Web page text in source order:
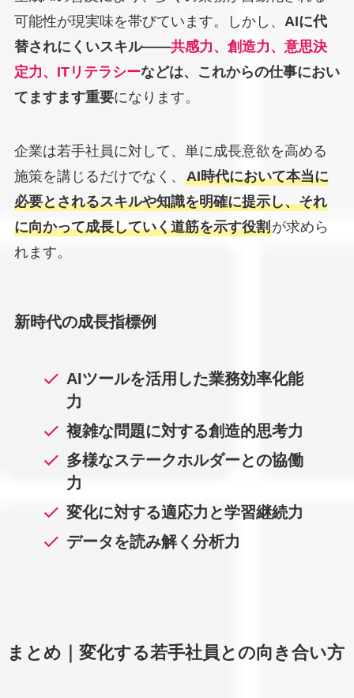
可能性が現実味を帯びています。しかし、 AIに代
替されにくいスキル——共感力、創造力、意思決
定力、ITリテラシーなどは、これからの仕事におい
てますます重要になります。
企業は若手社員に対して、単に成長意欲を高める
施策を講じるだけでなく、 AI時代において本当に
必要とされるスキルや知識を明確に提示し、それ
に向かって成長していく道筋を示す役割が求めら
れます。
新時代の成長指標例
AIツールを活用した業務効率化能
力
複雑な問題に対する創造的思考力
多様なステークホルダーとの協働
力
変化に対する適応力と学習継続力
データを読み解く分析力
まとめ｜変化する若手社員との向き合い方